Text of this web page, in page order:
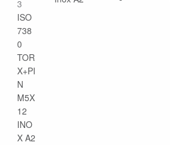
3
ISO
738
0
TOR
X+PI
N
M5X
12
INO
X A2